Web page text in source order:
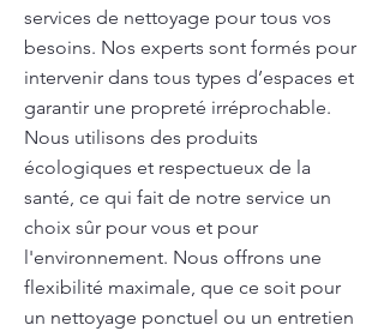
services de nettoyage pour tous vos
besoins. Nos experts sont formés pour
intervenir dans tous types d’espaces et
garantir une propreté irréprochable.
Nous utilisons des produits
écologiques et respectueux de la
santé, ce qui fait de notre service un
choix sûr pour vous et pour
l'environnement. Nous offrons une
flexibilité maximale, que ce soit pour
un nettoyage ponctuel ou un entretien